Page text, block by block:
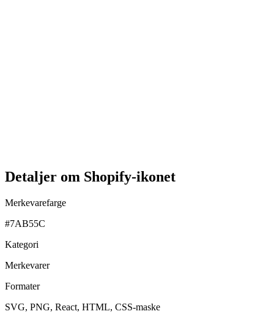
Detaljer om Shopify-ikonet
Merkevarefarge
#7AB55C
Kategori
Merkevarer
Formater
SVG, PNG, React, HTML, CSS-maske